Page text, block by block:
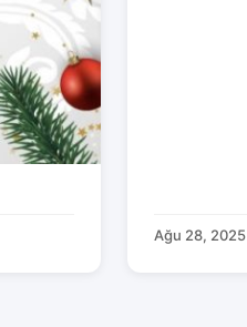
Ağu 28, 2025